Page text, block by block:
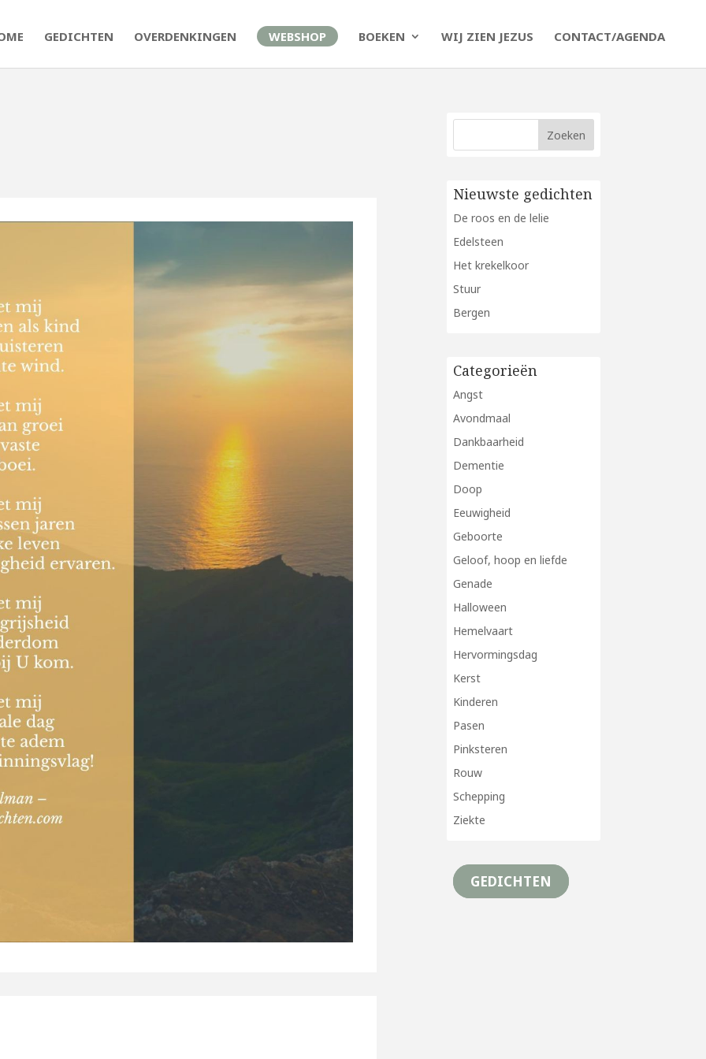
GEDICHTEN OVERDENKINGEN WEBSHOP BOEKEN WIJ ZIEN JEZUS CONTACT/AGENDA
Nieuwste gedichten
De roos en de lelie
Edelsteen
Het krekelkoor
Stuur
Bergen
Categorieën
Angst
Avondmaal
Dankbaarheid
Dementie
Doop
Eeuwigheid
Geboorte
Geloof, hoop en liefde
Genade
Halloween
Hemelvaart
Hervormingsdag
Kerst
Kinderen
Pasen
Pinksteren
Rouw
Schepping
Ziekte
GEDICHTEN